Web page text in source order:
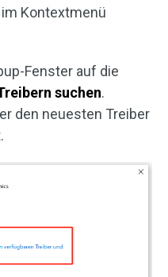
Kontextmenü
Fenster auf die
suchen.
den neuesten Treiber